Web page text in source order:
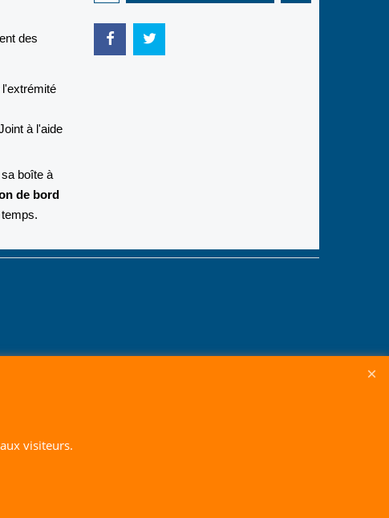
des
l'extrémité
à l'aide
boîte à
de bord
visiteurs.